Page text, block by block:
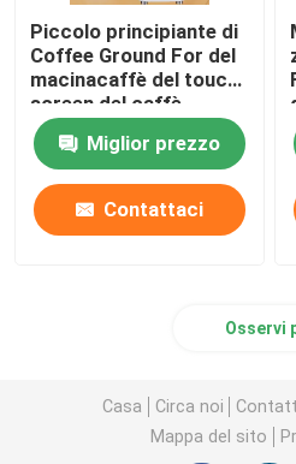
Piccolo principiante di
Coffee Ground For del
macinacaffè del touch
screen del caffè
espresso del livello di
entrataMiglior prezzo
Contattaci
Osservi
Casa Circa noi
Mappa del sito